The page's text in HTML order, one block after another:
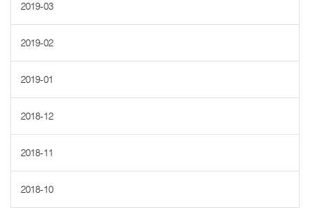
2019-03
2019-02
2019-01
2018-12
2018-11
2018-10